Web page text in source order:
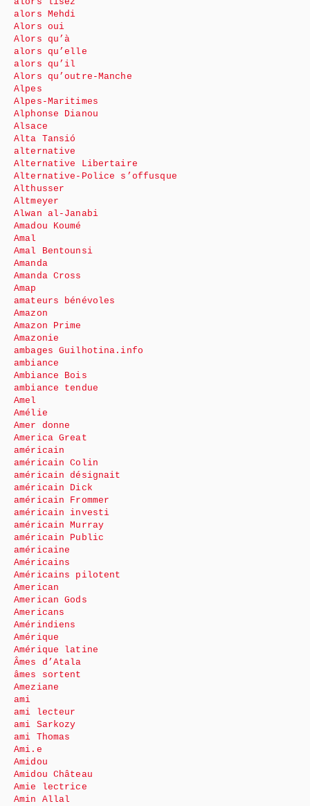
alors Mehdi
Alors oui
Alors qu’à
alors qu’elle
alors qu’il
Alors qu’outre-Manche
Alpes
Alpes-Maritimes
Alphonse Dianou
Alsace
Alta Tansió
alternative
Alternative Libertaire
Alternative-Police s’offusque
Althusser
Altmeyer
Alwan al-Janabi
Amadou Koumé
Amal
Amal Bentounsi
Amanda
Amanda Cross
Amap
amateurs bénévoles
Amazon
Amazon Prime
Amazonie
ambages Guilhotina.info
ambiance
Ambiance Bois
ambiance tendue
Amel
Amélie
Amer donne
America Great
américain
américain Colin
américain désignait
américain Dick
américain Frommer
américain investi
américain Murray
américain Public
américaine
Américains
Américains pilotent
American
American Gods
Americans
Amérindiens
Amérique
Amérique latine
Âmes d’Atala
âmes sortent
Ameziane
ami
ami lecteur
ami Sarkozy
ami Thomas
Ami.e
Amidou
Amidou Château
Amie lectrice
Amin Allal